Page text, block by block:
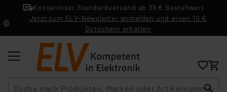
Kostenloser Standardversand ab 39 € Bestellwert
Jetzt zum ELV-Newsletter anmelden und einen 10 €
Gutschein erhalten